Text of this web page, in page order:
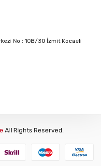
No : 10B/30 İzmit Kocaeli
All Rights Reserved.